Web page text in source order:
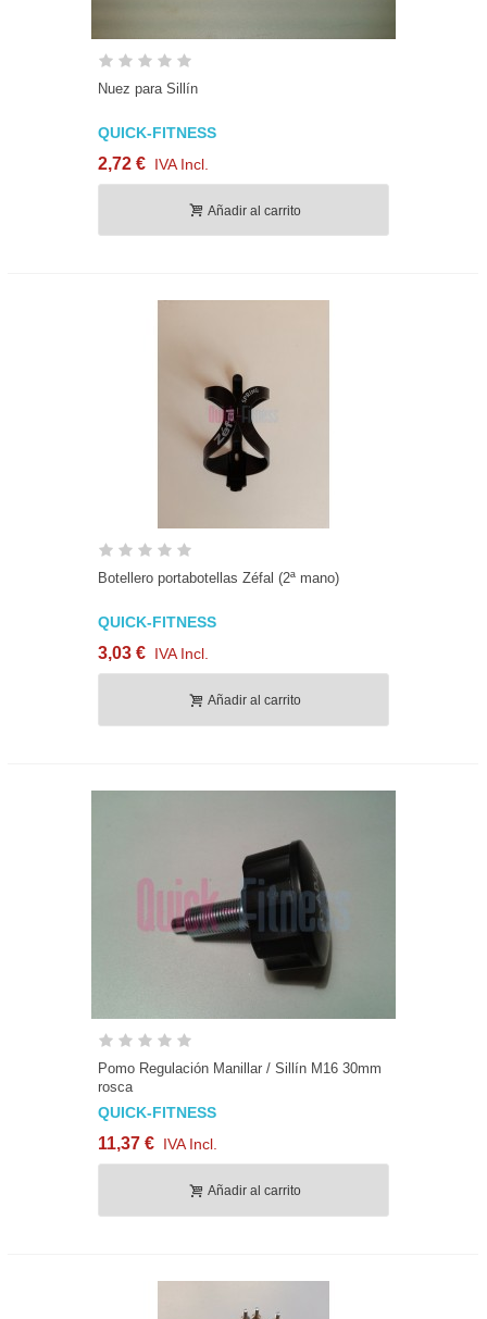
Nuez para Sillín
QUICK-FITNESS
2,72 € IVA Incl.
Añadir al carrito
Botellero portabotellas Zéfal (2ª mano)
QUICK-FITNESS
3,03 € IVA Incl.
Añadir al carrito
Pomo Regulación Manillar / Sillín M16 30mm
rosca
QUICK-FITNESS
11,37 € IVA Incl.
Añadir al carrito